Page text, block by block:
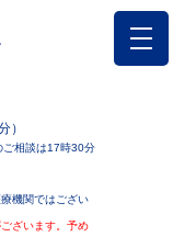
）
相談は17時30分
機関ではござい
ざいます。予め